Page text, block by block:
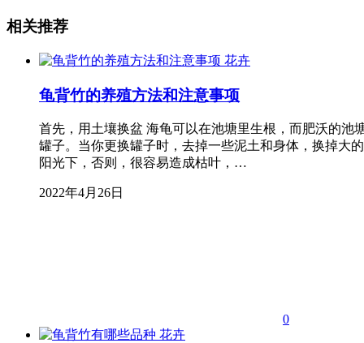
相关推荐
花卉
龟背竹的养殖方法和注意事项
首先，用土壤换盆 海龟可以在池塘里生根，而肥沃的池
罐子。当你更换罐子时，去掉一些泥土和身体，换掉大
阳光下，否则，很容易造成枯叶，…
2022年4月26日
0
花卉